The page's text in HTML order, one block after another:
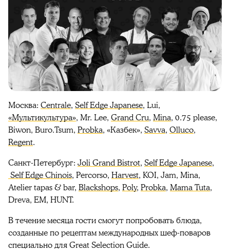
Москва: Centrale, Self Edge Japanese, Lui,
«Мультикультура», Mr. Lee, Grand Cru, Mina, 0.75 please,
Biwon, Buro.Tsum, Probka, «Казбек», Savva, Olluco,
Regent.
Санкт-Петербург: Joli Grand Bistrot, Self Edge Japanese,
Self Edge Chinois, Percorso, Harvest, KOI, Jam, Mina,
Atelier tapas & bar, Blackshops, Poly, Probka, Mama Tuta,
Dreva, ЕМ, HUNT.
В течение месяца гости смогут попробовать блюда,
созданные по рецептам международных шеф-поваров
специально для Great Selection Guide.